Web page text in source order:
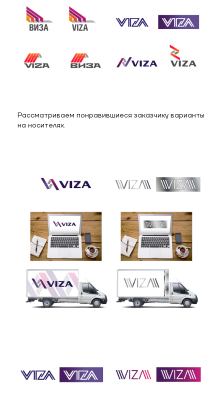
Рассматриваем понравившиеся заказчику варианты
на носителях.